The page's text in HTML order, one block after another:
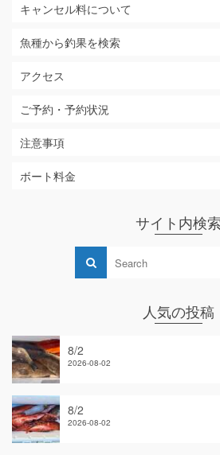
キャンセル料について
魚種から釣果を検索
アクセス
ご予約・予約状況
注意事項
ボート料金
サイト内検索
人気の投稿
8/2
2026-08-02
8/2
2026-08-02